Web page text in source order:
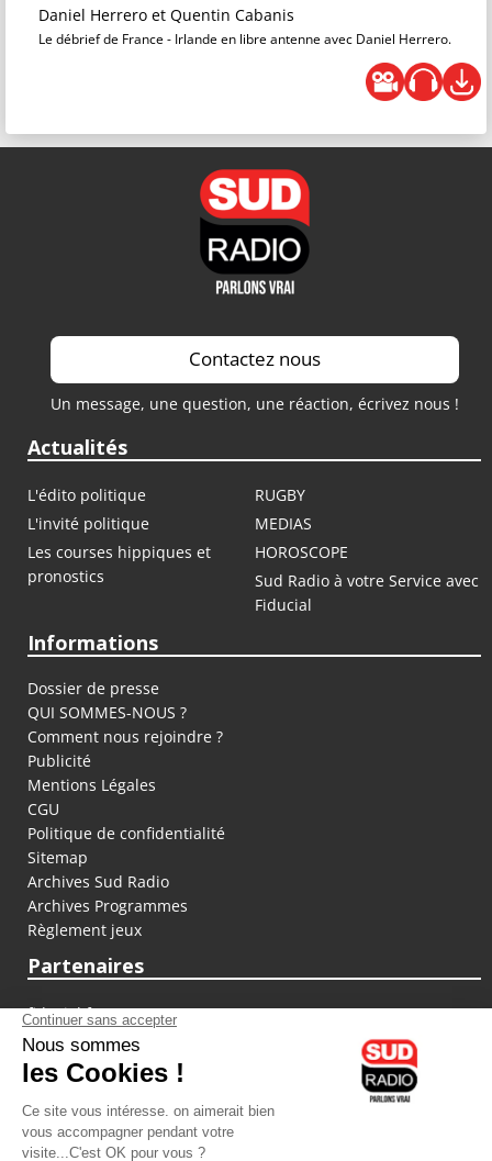
Daniel Herrero et Quentin Cabanis
Le débrief de France - Irlande en libre antenne avec Daniel Herrero.
Contactez nous
Un message, une question, une réaction, écrivez nous !
Actualités
L'édito politique
RUGBY
L'invité politique
MEDIAS
Les courses hippiques et
pronostics
HOROSCOPE
Sud Radio à votre Service avec
Fiducial
Informations
Dossier de presse
QUI SOMMES-NOUS ?
Comment nous rejoindre ?
Publicité
Mentions Légales
CGU
Politique de confidentialité
Sitemap
Archives Sud Radio
Archives Programmes
Règlement jeux
Partenaires
fiducial.fr
lyoncapitale.fr
olympique-et-lyonnais.com
L'application Iphone / Android